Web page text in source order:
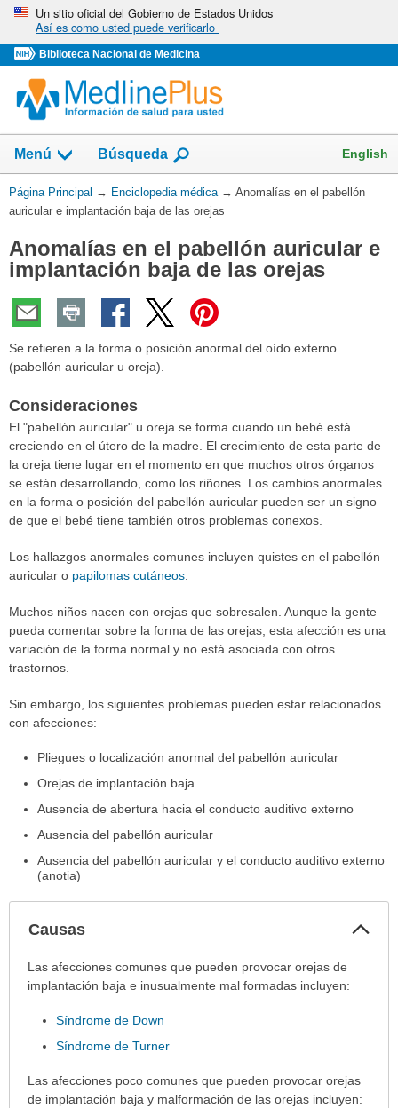
Omita
vaya
al
Contenido
Un sitio oficial del Gobierno de Estados Unidos
Así es como usted puede verificarlo
Biblioteca Nacional de Medicina
Menú Búsqueda English
Usted
está
Página Principal → Enciclopedia médica → Anomalías en el pabellón
auricular e implantación baja de las orejas
Anomalías en el pabellón auricular e
implantación baja de las orejas
Se refieren a la forma o posición anormal del oído externo
(pabellón auricular u oreja).
Consideraciones
El "pabellón auricular" u oreja se forma cuando un bebé está
creciendo en el útero de la madre. El crecimiento de esta parte de
la oreja tiene lugar en el momento en que muchos otros órganos
se están desarrollando, como los riñones. Los cambios anormales
en la forma o posición del pabellón auricular pueden ser un signo
de que el bebé tiene también otros problemas conexos.
Los hallazgos anormales comunes incluyen quistes en el pabellón
auricular o papilomas cutáneos.
Muchos niños nacen con orejas que sobresalen. Aunque la gente
pueda comentar sobre la forma de las orejas, esta afección es una
variación de la forma normal y no está asociada con otros
trastornos.
Sin embargo, los siguientes problemas pueden estar relacionados
con afecciones:
Pliegues o localización anormal del pabellón auricular
Orejas de implantación baja
Ausencia de abertura hacia el conducto auditivo externo
Ausencia del pabellón auricular
Ausencia del pabellón auricular y el conducto auditivo externo
(anotia)
Causas
Causas
extendido.
Las afecciones comunes que pueden provocar orejas de
implantación baja e inusualmente mal formadas incluyen:
Síndrome de Down
Síndrome de Turner
Las afecciones poco comunes que pueden provocar orejas
de implantación baja y malformación de las orejas incluyen: